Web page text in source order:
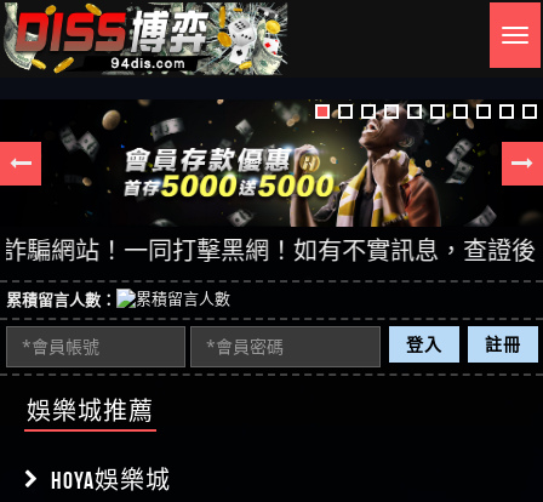
！一同打擊黑網！如有不實訊息，查證後立即刪
累積留言人數：
登入 註冊
娛樂城推薦
HOYA娛樂城